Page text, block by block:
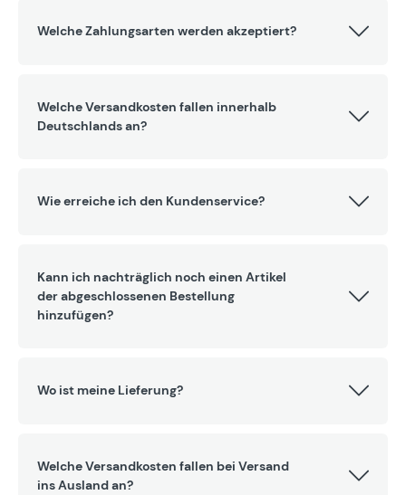
Welche Zahlungsarten werden akzeptiert?
Welche Versandkosten fallen innerhalb
Deutschlands an?
Wie erreiche ich den Kundenservice?
Kann ich nachträglich noch einen Artikel
der abgeschlossenen Bestellung
hinzufügen?
Wo ist meine Lieferung?
Welche Versandkosten fallen bei Versand
ins Ausland an?